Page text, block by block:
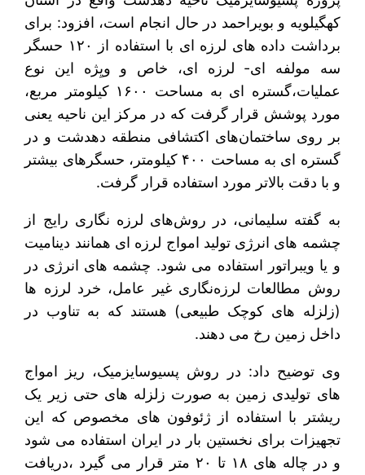
کهگیلویه و بویراحمد در حال انجام است، افزود: برای
برداشت داده های لرزه ای با استفاده از ۱۲۰ حسگر
سه مولفه ای- لرزه ای، خاص و ویِژه این نوع
عملیات،گستره ای به مساحت ۱۶۰۰ کیلومتر مربع،
مورد پوشش قرار گرفت که در مرکز این ناحیه یعنی
بر روی ساختمان‌های اکتشافی منطقه دهدشت و در
گستره ای به مساحت ۴۰۰ کیلومتر، حسگرهای بیشتر
و با دقت بالاتر مورد استفاده قرار گرفت.
به گفته سلیمانی، در روش‌های لرزه نگاری رایج از
چشمه های انرژی تولید امواج لرزه ای همانند دینامیت
و یا ویبراتور استفاده می شود. چشمه های انرژی در
روش مطالعات لرزه‌نگاری غیر عامل، خرد لرزه ها
(زلزله های کوچک طبیعی) هستند که به تناوب در
داخل زمین رخ می دهند.
وی توضیح داد: در روش پسیوسایزمیک، ریز امواج
های تولیدی زمین به صورت زلزله های حتی زیر یک
ریشتر با استفاده از ژئوفون های مخصوص که این
تجهیزات برای نخستین بار در ایران استفاده می شود
و در چاله های ۱۸ تا ۲۰ متر قرار می گیرد ،دریافت